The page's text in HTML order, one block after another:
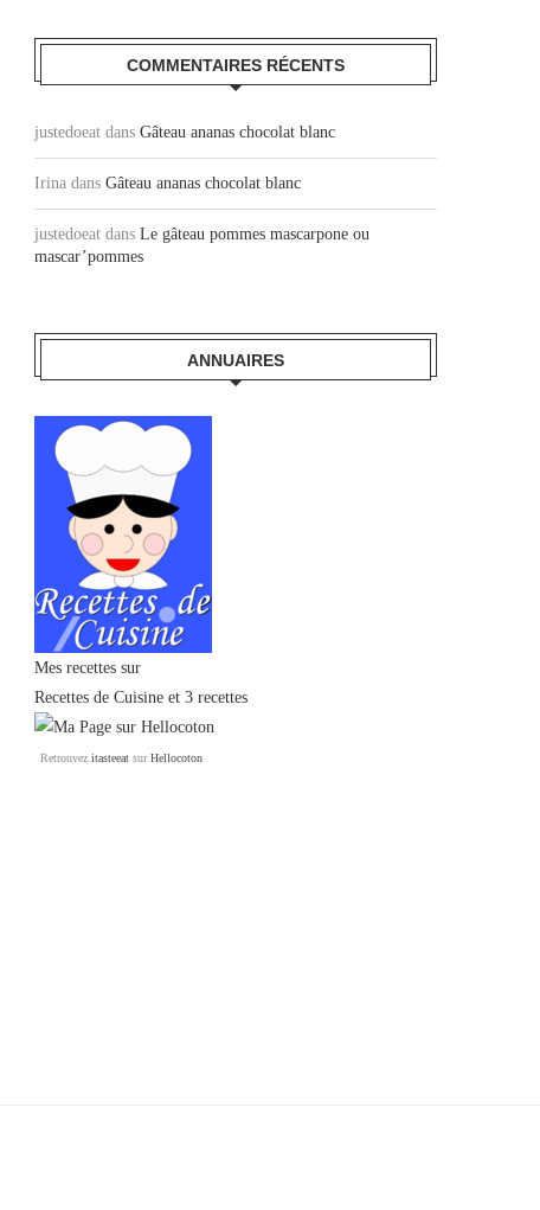
COMMENTAIRES RÉCENTS
justedoeat dans Gâteau ananas chocolat blanc
Irina dans Gâteau ananas chocolat blanc
justedoeat dans Le gâteau pommes mascarpone ou
mascar’pommes
ANNUAIRES
Mes recettes sur
Recettes de Cuisine et 3 recettes
Retrouvez itasteeat surHellocoton